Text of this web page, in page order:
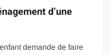
d’une
demande de faire